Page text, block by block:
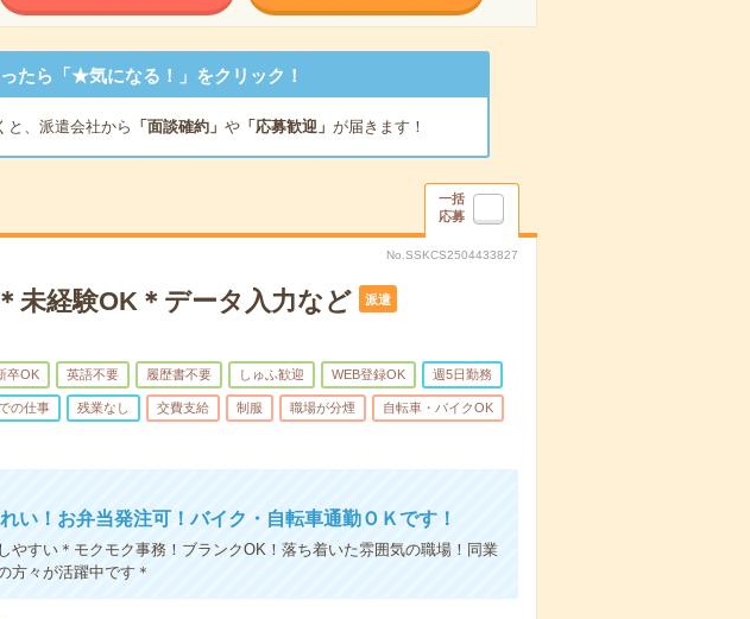
たら「★気になる！」をクリック！
と、派遣会社から 「面談確約」 や「応募歓迎」 が届きます！
一括
応募
No.SSKCS2504433827
未経験OK＊データ入力など 派遣
卒OK 英語不要 履歴書不要 しゅふ歓迎 WEB登録OK 週5日勤務
の仕事 残業なし 交費支給 制服 職場が分煙 自転車・バイクOK
い！お弁当発注可！バイク・自転車通勤ＯＫです！
やすい＊モクモク事務！ブランクOK！落ち着いた雰囲気の職場！同業
方々が活躍中です＊